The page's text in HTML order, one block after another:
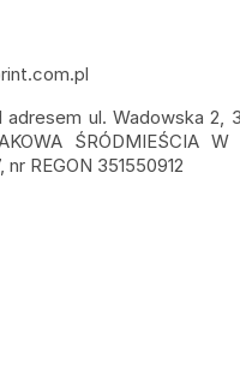
ul. Wadowska 2,
ŚRÓDMIEŚCIA W
REGON 351550912